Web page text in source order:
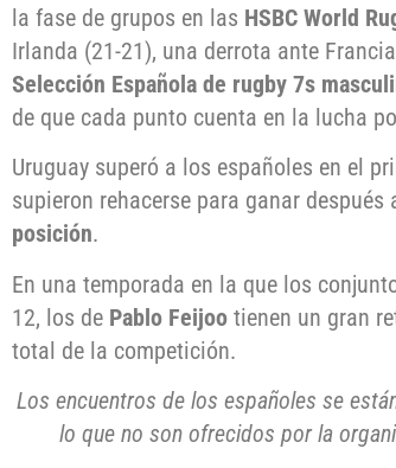
la fase de grupos en las HSBC World
Irlanda (21-21), una derrota ante
Selección Española de rugby 7s
de que cada punto cuenta en la lucha
Uruguay superó a los españoles en el
supieron rehacerse para ganar
posición.
En una temporada en la que los
12, los de Pablo Feijoo tienen un gran
total de la competición.
Los encuentros de los españoles se
lo que no son ofrecidos por la